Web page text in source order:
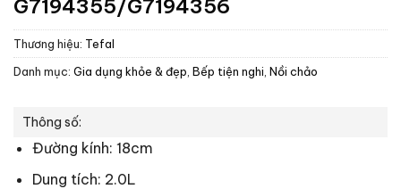
G7194355/G7194356
Thương hiệu: Tefal
Danh mục: Gia dụng khỏe & đẹp Bếp tiện nghi Nồi chảo
Thông số:
Đường kính: 18cm
Dung tích: 2.0L